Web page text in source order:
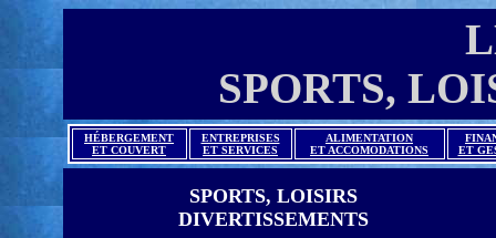
SPORTS,
HÉBERGEMENT
ET COUVERT
ENTREPRISES
ET SERVICES
ALIMENTATION
ET ACCOMODATIONS
ET
SPORTS, LOISIRS
DIVERTISSEMENTS